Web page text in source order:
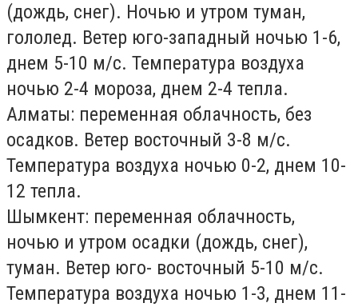
(дождь, снег). Ночью и утром туман,
гололед. Ветер юго-западный ночью 1-6,
днем 5-10 м/с. Температура воздуха
ночью 2-4 мороза, днем 2-4 тепла.
Алматы: переменная облачность, без
осадков. Ветер восточный 3-8 м/с.
Температура воздуха ночью 0-2, днем 10-
12 тепла.
Шымкент: переменная облачность,
ночью и утром осадки (дождь, снег),
туман. Ветер юго- восточный 5-10 м/с.
Температура воздуха ночью 1-3, днем 11-